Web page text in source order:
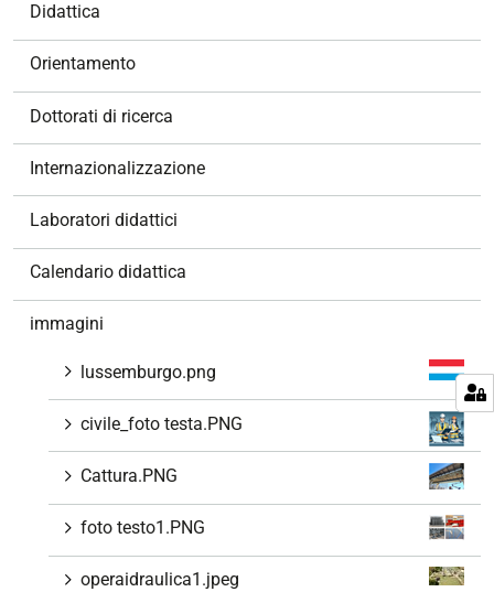
Didattica
Orientamento
Dottorati di ricerca
Internazionalizzazione
Laboratori didattici
Calendario didattica
immagini
lussemburgo.png
civile_foto testa.PNG
Cattura.PNG
foto testo1.PNG
operaidraulica1.jpeg